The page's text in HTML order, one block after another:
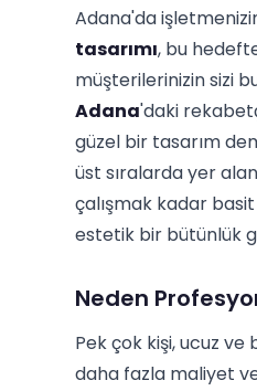
Adana'da
tasarımı, bu
müşterilerinizin sizi
Adana'daki
güzel bir tasarım
üst sıralarda yer
çalışmak kadar
estetik bir bütünlük
Neden
Pek çok kişi, ucuz
daha fazla maliyet